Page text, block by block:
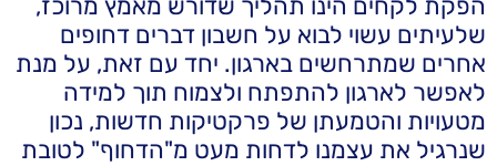
הפקת לקחים הינו תהליך שדורש מאמץ מרוכז,
שלעיתים עשוי לבוא על חשבון דברים דחופים
אחרים שמתרחשים בארגון. יחד עם זאת, על מנת
לאפשר לארגון להתפתח ולצמוח תוך למידה
מטעויות והטמעתן של פרקטיקות חדשות, נכון
שנרגיל את עצמנו לדחות מעט מ"הדחוף" לטובת